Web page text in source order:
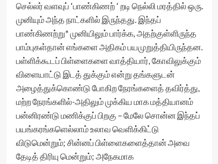
செல்லர் வளவுப் ‘பாண்கிணற் ‘ றடி நெல்லி மரத்தில் ஒரு.
முனியும் அந்த நாட்களில் இருந்தது. இந்தப்
பாண்கிணற்று* முனியிலும் பார்க்க, அதற்குள்ளிருந்த
பாம்புகள்தான் எங்களை அதிகம் பயமுறுத்தியிருந்தன.
பள்ளிக்கூடப் பிள்ளைகளை வாத்தியார், கோவிலுக்கும்
விளையாட்டு இடத் துக்கும் என்று தங்களுடன்
அழைத்துக்கொண்டு போகிற நேரங்களைத் தவிர்த்து,
மற்ற நேரங்களில்-அதிலும் முக்கிய மாக மத்தியானம்
பன்னிரண்டு மணிக்குப் பிறகு – மேலே சொன்ன இந்தப்
பயங்கரங்களெல்லாம் உலாவ வெளிக்கிட்டு
விடுமென்றும்; சின்னப் பிள்ளைகளைத்தான் அவை
தேடித் திரியு மென்றும்; அநேகமாக